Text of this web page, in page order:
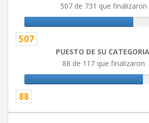
507 de 731 que finalizaron
507
PUESTO DE SU
88 de 117 que finalizaron
88